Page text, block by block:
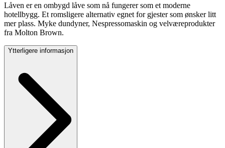
Låven er en ombygd låve som nå fungerer som et moderne
hotellbygg. Et romsligere alternativ egnet for gjester som ønsker litt
mer plass. Myke dundyner, Nespressomaskin og velværeprodukter
fra Molton Brown.
Ytterligere informasjon